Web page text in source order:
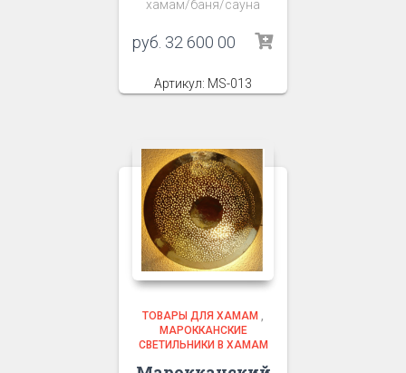
хамам/баня/сауна
руб. 32 600 00
Артикул: MS-013
ТОВАРЫ ДЛЯ ХАМАМ ,
МАРОККАНСКИЕ
СВЕТИЛЬНИКИ В ХАМАМ